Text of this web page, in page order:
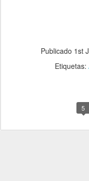
Publicado 1st
Etiquetas:
5